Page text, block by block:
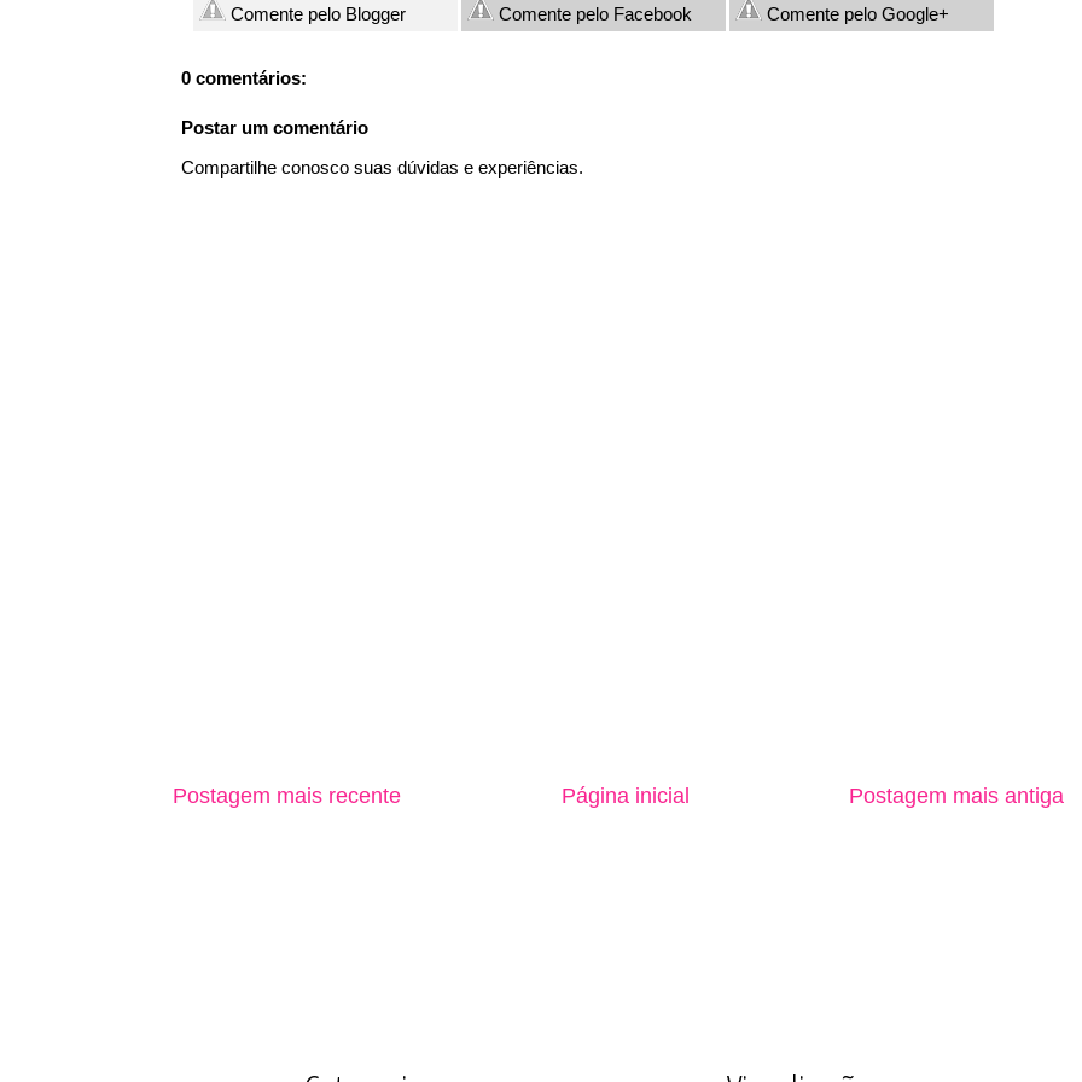
Comente pelo Blogger Comente pelo Facebook Comente pelo Google+
0 comentários:
Postar um comentário
Compartilhe conosco suas dúvidas e experiências.
Postagem mais recente Postagem mais antiga
Página inicial